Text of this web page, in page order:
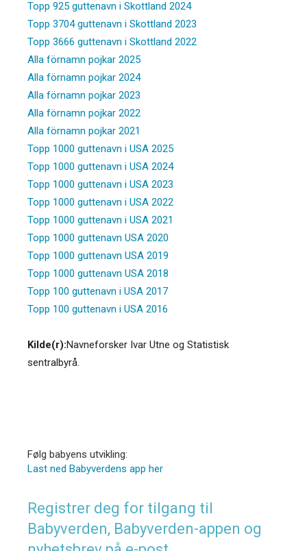
Topp 925 guttenavn i Skottland 2024
Topp 3704 guttenavn i Skottland 2023
Topp 3666 guttenavn i Skottland 2022
Alla förnamn pojkar 2025
Alla förnamn pojkar 2024
Alla förnamn pojkar 2023
Alla förnamn pojkar 2022
Alla förnamn pojkar 2021
Topp 1000 guttenavn i USA 2025
Topp 1000 guttenavn i USA 2024
Topp 1000 guttenavn i USA 2023
Topp 1000 guttenavn i USA 2022
Topp 1000 guttenavn i USA 2021
Topp 1000 guttenavn USA 2020
Topp 1000 guttenavn USA 2019
Topp 1000 guttenavn USA 2018
Topp 100 guttenavn i USA 2017
Topp 100 guttenavn i USA 2016
Kilde(r):Navneforsker Ivar Utne og Statistisk
sentralbyrå.
Følg babyens utvikling:
Last ned Babyverdens app her
Registrer deg for tilgang til
Babyverden, Babyverden-appen og